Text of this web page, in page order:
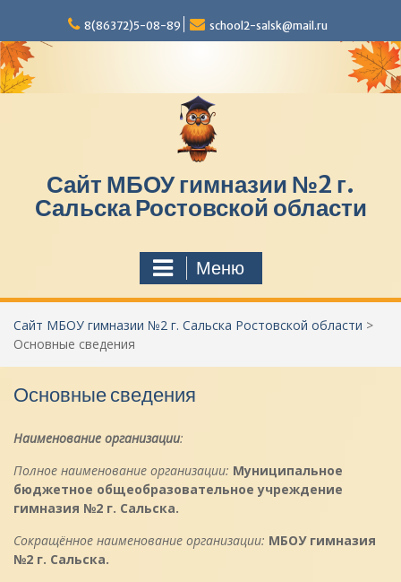
р
е
й
8(86372)5-08-89 school2-salsk@mail.ru
Сайт МБОУ гимназии №2 г.
Сальска Ростовской области
Меню
Сайт МБОУ гимназии №2 г. Сальска Ростовской области >
Основные сведения
Основные сведения
Наименование организации:
Полное наименование организации: Муниципальное
бюджетное общеобразовательное учреждение
гимназия №2 г. Сальска.
Сокращённое наименование организации: МБОУ гимназия
№2 г. Сальска.